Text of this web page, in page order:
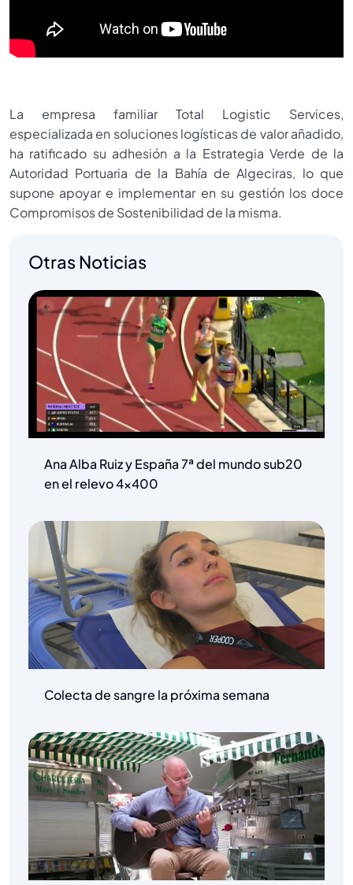
La empresa familiar Total Logistic Services,
especializada en soluciones logísticas de valor añadido,
ha ratificado su adhesión a la Estrategia Verde de la
Autoridad Portuaria de la Bahía de Algeciras, lo que
supone apoyar e implementar en su gestión los doce
Compromisos de Sostenibilidad de la misma.
Otras Noticias
Ana Alba Ruiz y España 7ª del mundo sub20
en el relevo 4×400
Colecta de sangre la próxima semana